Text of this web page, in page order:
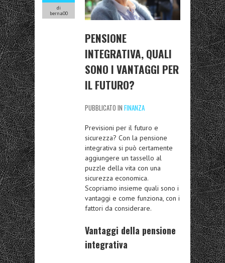
di
berna00
PENSIONE
INTEGRATIVA, QUALI
SONO I VANTAGGI PER
IL FUTURO?
PUBBLICATO IN FINANZA
Previsioni per il futuro e
sicurezza? Con la pensione
integrativa si può certamente
aggiungere un tassello al
puzzle della vita con una
sicurezza economica.
Scopriamo insieme quali sono i
vantaggi e come funziona, con i
fattori da considerare.
Vantaggi della pensione
integrativa